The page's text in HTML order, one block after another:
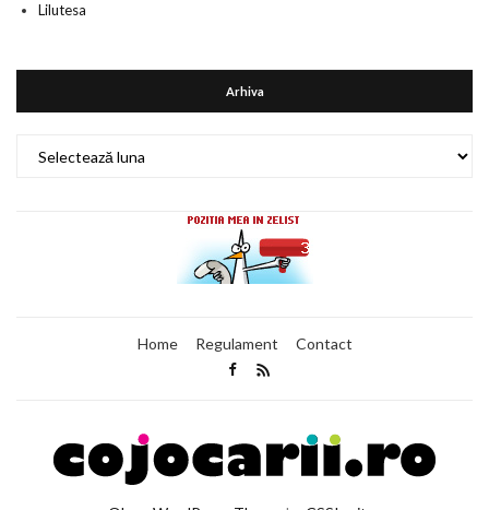
Lilutesa
Arhiva
Home Regulament Contact